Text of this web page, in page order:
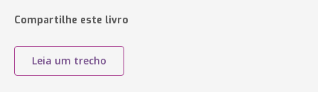
Compartilhe este livro
Leia um trecho